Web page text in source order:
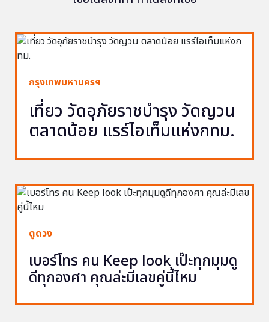
กรุงเทพมหานครฯ
เที่ยว วัดอุภัยราชบำรุง วัดญวน
ตลาดน้อย แรร์ไอเท็มแห่งกทม.
ดูดวง
เบอร์โทร คน Keep look เป๊ะทุกมุมดู
ดีทุกองศา คุณล่ะมีเลขคู่นี้ไหม